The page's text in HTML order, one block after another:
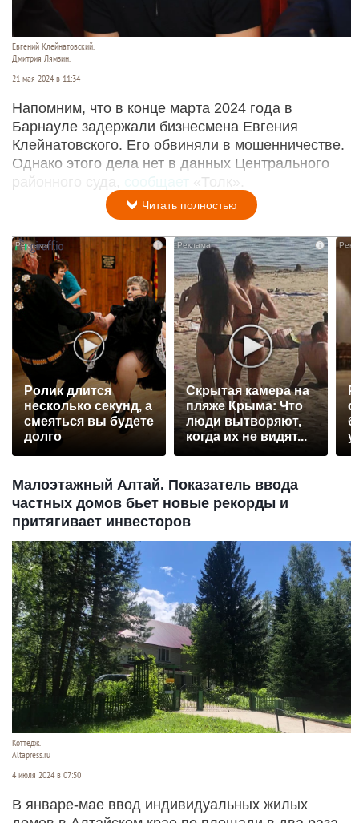
Евгений Клейнатовский.
Дмитрия Лямзин.
21 мая 2024 в 11:34
Напомним, что в конце марта 2024 года в
Барнауле задержали бизнесмена Евгения
Клейнатовского. Его обвиняли в мошенничестве.
Однако этого дела нет в данных Центрального
районного суда,
сообщает «Толк».
Читать полностью
Ролик длится
несколько секунд, а
смеяться вы будете
долго
i
Скрытая камера на
пляже Крыма: Что
люди вытворяют,
когда их не видят...
Малоэтажный Алтай. Показатель ввода
частных домов бьет новые рекорды и
притягивает инвесторов
Коттедж.
Altapress.ru
4 июля 2024 в 07:50
В январе-мае ввод индивидуальных жилых